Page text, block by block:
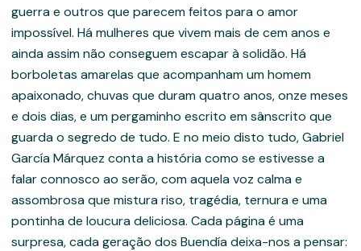
guerra e outros que parecem feitos para o amor
impossível. Há mulheres que vivem mais de cem anos e
ainda assim não conseguem escapar à solidão. Há
borboletas amarelas que acompanham um homem
apaixonado, chuvas que duram quatro anos, onze meses
e dois dias, e um pergaminho escrito em sânscrito que
guarda o segredo de tudo. E no meio disto tudo, Gabriel
García Márquez conta a história como se estivesse a
falar connosco ao serão, com aquela voz calma e
assombrosa que mistura riso, tragédia, ternura e uma
pontinha de loucura deliciosa. Cada página é uma
surpresa, cada geração dos Buendía deixa-nos a pensar: